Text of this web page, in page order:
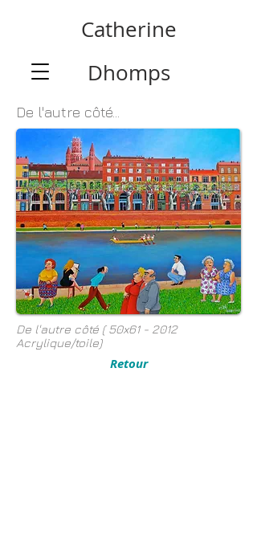
Catherine
Dhomps
De l'autre côté...
De l'autre côté ( 50x61 - 2012
Acrylique/toile)
Retour